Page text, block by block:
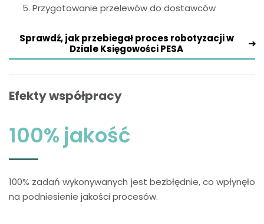
Przygotowanie przelewów do dostawców
Sprawdź, jak przebiegał proces robotyzacji w
Dziale Księgowości PESA
Efekty współpracy
100% jakość
100% zadań wykonywanych jest bezbłędnie, co wpłynęło
na podniesienie jakości procesów.